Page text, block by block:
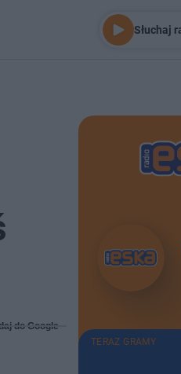
Słuchaj
do Google
TERAZ GRAMY